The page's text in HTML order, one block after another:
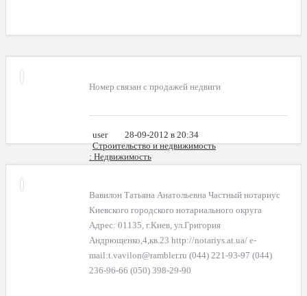
Номер связан с продажей недвиги
user
28-09-2012 в 20:34
Строительство и недвижимость
: Недвижимость
Вавилон Татьяна Анатольевна Частный нотариус
Киевского городского нотариального округа
Адрес: 01135, г.Киев, ул.Григория
Андрющенко,4,кв.23 http://notariys.at.ua/ e-
mail:t.vavilon@rambler.ru (044) 221-93-97 (044)
236-96-66 (050) 398-29-90